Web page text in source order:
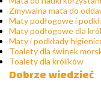
Zmywalna mata do
Maty podłogowe i
Maty podłogowe dla
Maty i podkłady
Toalety dla świnek
Toalety dla królików
Dobrze wiedzieć